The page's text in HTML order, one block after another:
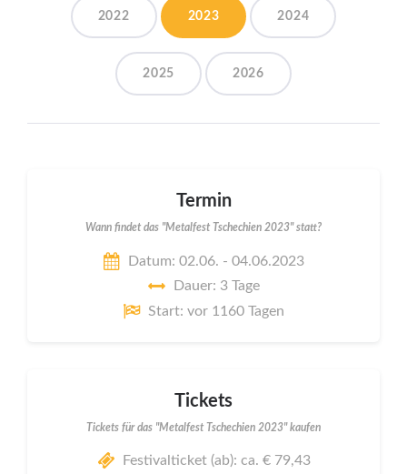
2022 2023 2024
2025 2026
Termin
Wann findet das "Metalfest Tschechien 2023" statt?
Datum: 02.06. - 04.06.2023
Dauer: 3 Tage
Start: vor 1160 Tagen
Tickets
Tickets für das "Metalfest Tschechien 2023" kaufen
Festivalticket (ab): ca. € 79,43